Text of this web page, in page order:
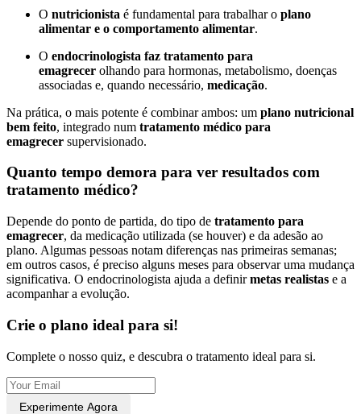
O nutricionista é fundamental para trabalhar o plano
alimentar e o comportamento alimentar.
O endocrinologista faz tratamento para
emagrecer olhando para hormonas, metabolismo, doenças
associadas e, quando necessário, medicação.
Na prática, o mais potente é combinar ambos: um plano nutricional
bem feito, integrado num tratamento médico para
emagrecer supervisionado.
Quanto tempo demora para ver resultados com
tratamento médico?
Depende do ponto de partida, do tipo de tratamento para
emagrecer, da medicação utilizada (se houver) e da adesão ao
plano. Algumas pessoas notam diferenças nas primeiras semanas;
em outros casos, é preciso alguns meses para observar uma mudança
significativa. O endocrinologista ajuda a definirmetas realistas e a
acompanhar a evolução.
Crie o plano ideal para si!
Complete o nosso quiz, e descubra o tratamento ideal para si.
Experimente Agora